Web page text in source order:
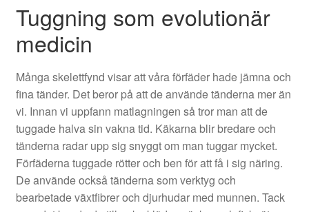
Tuggning som evolutionär
medicin
Många skelettfynd visar att våra förfäder hade jämna och
fina tänder. Det beror på att de använde tänderna mer än
vi. Innan vi uppfann matlagningen så tror man att de
tuggade halva sin vakna tid. Käkarna blir bredare och
tänderna radar upp sig snyggt om man tuggar mycket.
Förfäderna tuggade rötter och ben för att få i sig näring.
De använde också tänderna som verktyg och
bearbetade växtfibrer och djurhudar med munnen. Tack